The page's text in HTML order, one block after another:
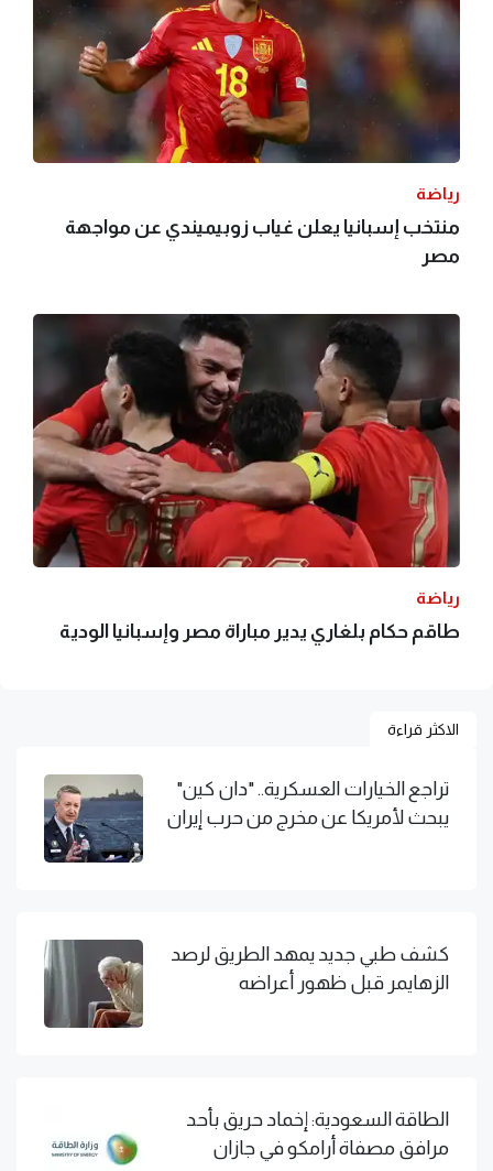
رياضة
منتخب إسبانيا يعلن غياب زوبيميندي عن مواجهة
مصر
رياضة
طاقم حكام بلغاري يدير مباراة مصر وإسبانيا الودية
الاكثر قراءة
تراجع الخيارات العسكرية.. "دان كين"
يبحث لأمريكا عن مخرج من حرب إيران
كشف طبي جديد يمهد الطريق لرصد
الزهايمر قبل ظهور أعراضه
الطاقة السعودية: إخماد حريق بأحد
مرافق مصفاة أرامكو في جازان